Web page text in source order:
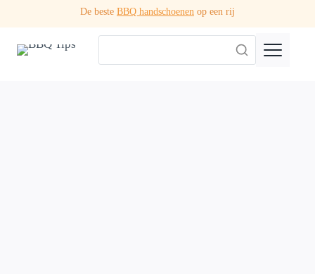
inhoud
De beste BBQ handschoenen op een rij